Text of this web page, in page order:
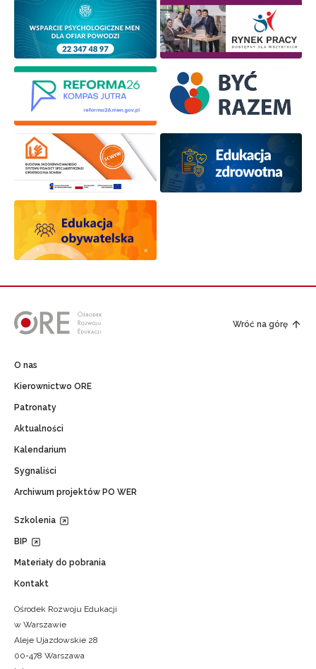
Wróć na górę
O nas
Kierownictwo ORE
Patronaty
Aktualności
Kalendarium
Sygnaliści
Archiwum projektów PO WER
Szkolenia
BIP
Materiały do pobrania
Kontakt
Ośrodek Rozwoju Edukacji
w Warszawie
Aleje Ujazdowskie 28
00-478 Warszawa